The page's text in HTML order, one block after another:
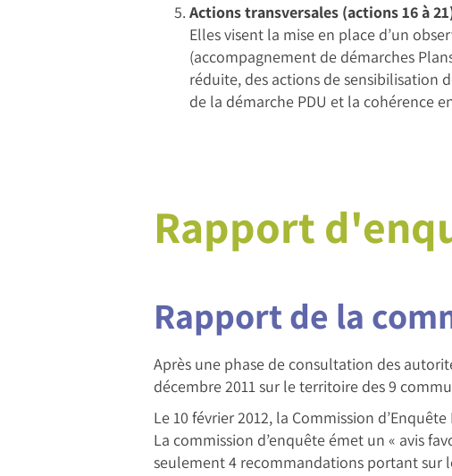
Actions transversales (actions 16 à
Elles visent la mise en place d’un
(accompagnement de démarches
réduite, des actions de sensibilisation
de la démarche PDU et la cohérence
Rapport
Rapport de la
Après une phase de consultation des
décembre 2011 sur le territoire des 9
Le 10 février 2012, la Commission
La commission d’enquête émet un « avis
seulement 4 recommandations portant sur